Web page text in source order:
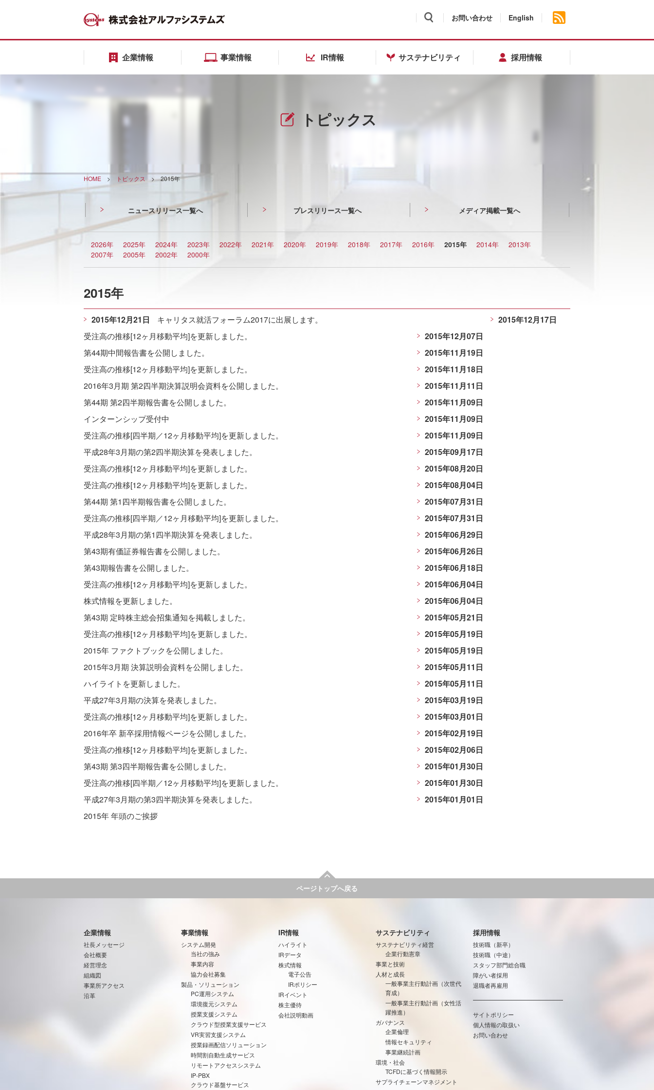
お問い合わせ English
企業情報 事業情報 IR情報 サステナビリティ 採用情報
トピックス
HOME > トピックス >2015年
ニュースリリース一覧へ プレスリリース一覧へ メディア掲載一覧へ
2026年 2025年 2024年 2023年 2022年 2021年 2020年 2019年 2018年 2017年 2016年 2015年 2014年
2013年
2007年
2005年 2002年 2000年
2015年
2015年12月21日 キャリタス就活フォーラム2017に出展します。
2015年12月17日
受注高の推移[12ヶ月移動平均]を更新しました。
2015年12月07日
第44期中間報告書を公開しました。
2015年11月19日
受注高の推移[12ヶ月移動平均]を更新しました。
2015年11月18日
2016年3月期 第2四半期決算説明会資料を公開しました。
2015年11月11日
第44期 第2四半期報告書を公開しました。
2015年11月09日
インターンシップ受付中
2015年11月09日
受注高の推移[四半期／12ヶ月移動平均]を更新しました。
2015年11月09日
平成28年3月期の第2四半期決算を発表しました。
2015年09月17日
受注高の推移[12ヶ月移動平均]を更新しました。
2015年08月20日
受注高の推移[12ヶ月移動平均]を更新しました。
2015年08月04日
第44期 第1四半期報告書を公開しました。
2015年07月31日
受注高の推移[四半期／12ヶ月移動平均]を更新しました。
2015年07月31日
平成28年3月期の第1四半期決算を発表しました。
2015年06月29日
第43期有価証券報告書を公開しました。
2015年06月26日
第43期報告書を公開しました。
2015年06月18日
受注高の推移[12ヶ月移動平均]を更新しました。
2015年06月04日
株式情報を更新しました。
2015年06月04日
第43期 定時株主総会招集通知を掲載しました。
2015年05月21日
受注高の推移[12ヶ月移動平均]を更新しました。
2015年05月19日
2015年 ファクトブックを公開しました。
2015年05月19日
2015年3月期 決算説明会資料を公開しました。
2015年05月11日
ハイライトを更新しました。
2015年05月11日
平成27年3月期の決算を発表しました。
2015年03月19日
受注高の推移[12ヶ月移動平均]を更新しました。
2015年03月01日
2016年卒 新卒採用情報ページを公開しました。
2015年02月19日
受注高の推移[12ヶ月移動平均]を更新しました。
2015年02月06日
第43期 第3四半期報告書を公開しました。
2015年01月30日
受注高の推移[四半期／12ヶ月移動平均]を更新しました。
2015年01月30日
平成27年3月期の第3四半期決算を発表しました。
2015年01月01日
2015年 年頭のご挨拶
ページトップへ戻る
企業情報
社長メッセージ
会社概要
経営理念
組織図
事業所アクセス
沿革
事業情報
システム開発
当社の強み
事業内容
協力会社募集
製品・ソリューション
PC運用システム
環境復元システム
授業支援システム
クラウド型授業支援サービス
VR実習支援システム
授業録画配信ソリューション
時間割自動生成サービス
リモートアクセスシステム
IP-PBX
クラウド基盤サービス
IR情報
ハイライト
IRデータ
株式情報
電子公告
IRポリシー
IRイベント
株主優待
会社説明動画
サステナビリティ
サステナビリティ経営
企業行動憲章
事業と技術
人材と成長
一般事業主行動計画（次世代
育成）
一般事業主行動計画（女性活
躍推進）
ガバナンス
企業倫理
情報セキュリティ
事業継続計画
環境・社会
TCFDに基づく情報開示
サプライチェーンマネジメント
採用情報
技術職（新卒）
技術職（中途）
スタッフ部門総合職
障がい者採用
退職者再雇用
サイトポリシー
個人情報の取扱い
お問い合わせ